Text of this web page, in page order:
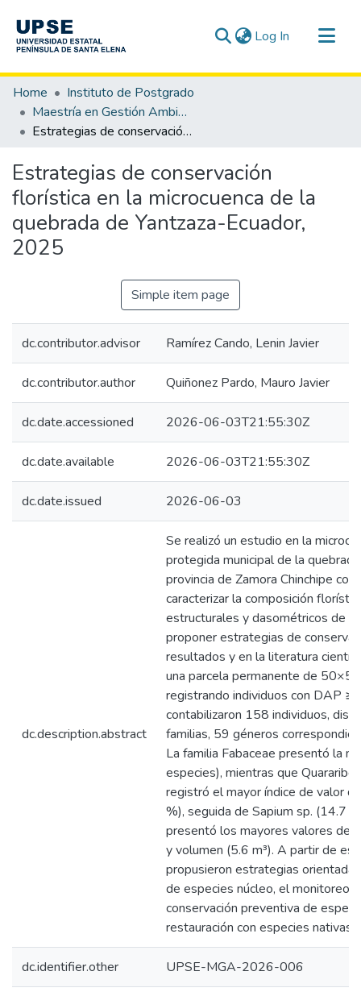
Log In (current)
Communities & Collections
All of DSpace
Statistics
Home
Instituto de Postgrado
Maestría en Gestión Ambiental
Estrategias de conservación florística en la microcuenca de la quebrada de Yantzaza-Ecuador, 2025
Estrategias de conservación
florística en la microcuenca de la
quebrada de Yantzaza-Ecuador,
2025
Simple item page
dc.contributor.advisor Ramírez Cando, Lenin Javier
dc.contributor.author Quiñonez Pardo, Mauro Javier
dc.date.accessioned 2026-06-03T21:55:30Z
dc.date.available 2026-06-03T21:55:30Z
dc.date.issued 2026-06-03
dc.description.abstract
Se realizó un estudio en la
protegida municipal de la quebrada
provincia de Zamora Chinchipe
caracterizar la composición
estructurales y dasométricos de
proponer estrategias de
resultados y en la literatura
una parcela permanente de
registrando individuos con DAP ≥
contabilizaron 158 individuos,
familias, 59 géneros
La familia Fabaceae presentó la
especies), mientras que
registró el mayor índice de valor
%), seguida de Sapium sp. (14.7
presentó los mayores valores de
y volumen (5.6 m³). A partir de
propusieron estrategias
de especies núcleo, el monitoreo
conservación preventiva de
restauración con especies nativas.
dc.identifier.other UPSE-MGA-2026-006